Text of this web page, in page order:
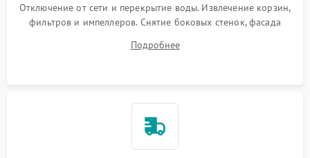
Отключение от сети и перекрытие воды. Извлечение корзин,
фильтров и импеллеров. Снятие боковых стенок, фасада
циркуляционному насосу, ТЭНу и сливной помпе.
Подробнее